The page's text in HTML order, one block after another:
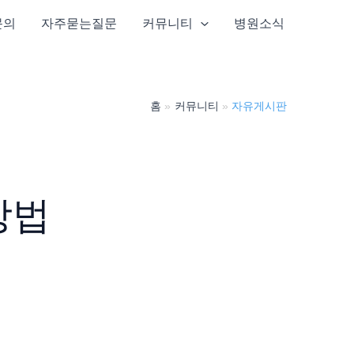
자주묻는질문 커뮤니티 병원소식
홈 커뮤니티 자유게시판